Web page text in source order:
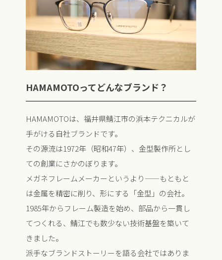
HAMAMOTOってどんなブランド？
HAMAMOTOは、福井県鯖江市の浜本テクニカルが
手がける自社ブランドです。
その源流は1972年（昭和47年）、金型製作所とし
ての創業にさかのぼります。
メガネフレームメーカーというより——もともと
は金属を精密に削り、形にする「金型」の会社。
1985年からフレーム製造を始め、部品から一貫し
てつくれる、鯖江でも数少ない技術基盤を築いて
きました。
派手なブランドストーリーを語る会社ではありま